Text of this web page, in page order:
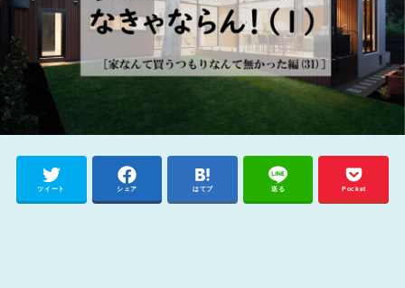
ツイート シェア はてブ 送る Pocket